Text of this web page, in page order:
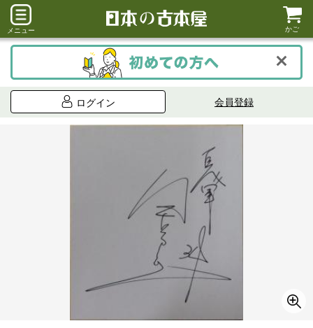
メニュー かご
ログイン 会員登録